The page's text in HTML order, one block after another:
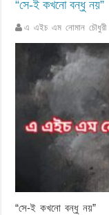
“সে-ই কখনো বন্ধু নয়”
এ এইচ এম নোমান চৌধুরী
“সে-ই কখনো বন্ধু